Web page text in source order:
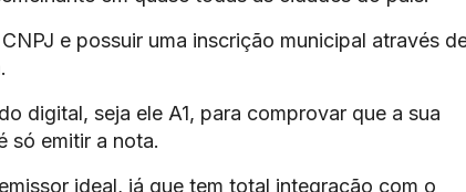
e possuir uma inscrição municipal através
digital, seja ele A1, para comprovar que a sua
só emitir a nota.
ideal, já que tem total integração com o